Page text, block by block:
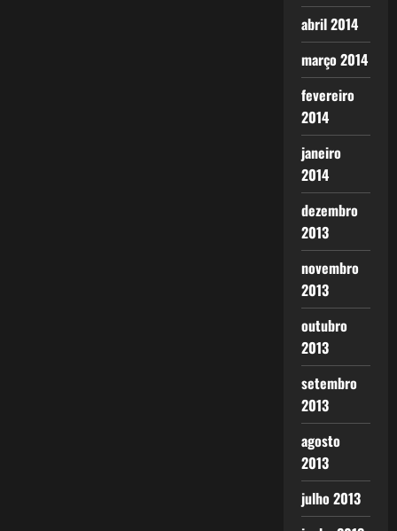
abril 2014
março 2014
fevereiro
2014
janeiro
2014
dezembro
2013
novembro
2013
outubro
2013
setembro
2013
agosto
2013
julho 2013